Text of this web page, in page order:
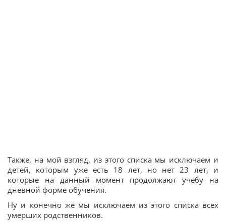
Также, на мой взгляд, из этого списка мы исключаем и
детей, которым уже есть 18 лет, но нет 23 лет, и
которые на данный момент продолжают учебу на
дневной форме обучения.
Ну и конечно же мы исключаем из этого списка всех
умерших родственников.